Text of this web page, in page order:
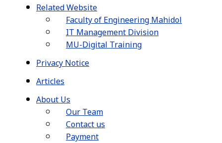
Related Website
Faculty of Engineering Mahidol
IT Management Division
MU-Digital Training
Privacy Notice
Articles
About Us
Our Team
Contact us
Payment